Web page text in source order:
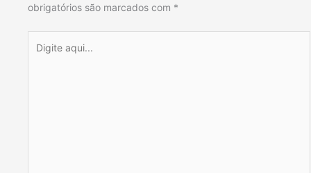
obrigatórios são marcados com *
aqui...